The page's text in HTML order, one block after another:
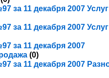
за 11 декабря 2007
за 11 декабря 2007
за 11 декабря 2007
(0)
за 11 декабря 2007